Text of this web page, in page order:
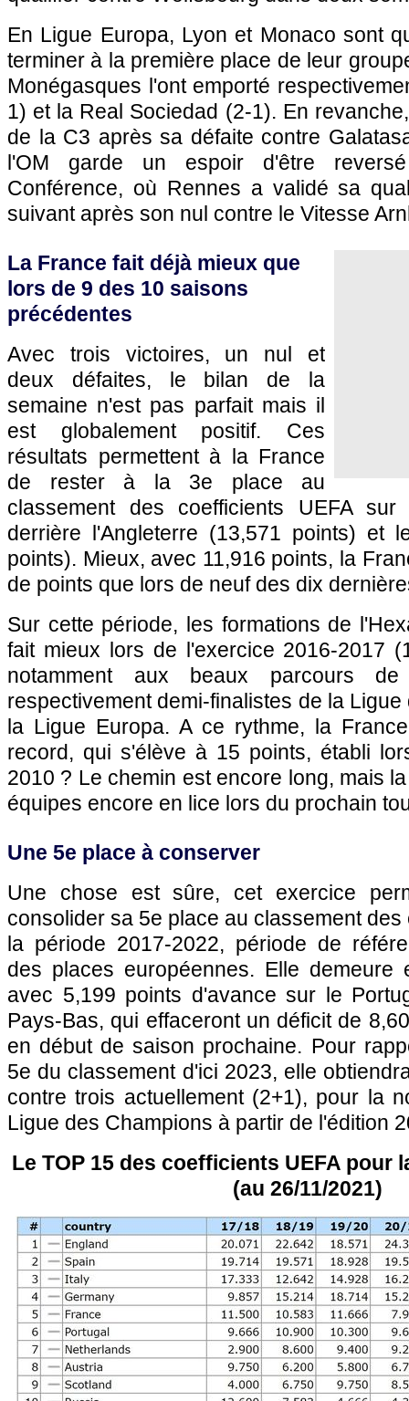
En Ligue Europa, Lyon et Monaco sont
terminer à la première place de leur
Monégasques l'ont emporté
1) et la Real Sociedad (2-1). En
de la C3 après sa défaite contre
l'OM garde un espoir d'être
Conférence, où Rennes a validé sa
suivant après son nul contre le Vitesse
La France fait déjà mieux que
lors de 9 des 10 saisons
précédentes
Avec trois victoires, un nul et
deux défaites, le bilan de la
semaine n'est pas parfait mais il
est globalement positif. Ces
résultats permettent à la France
de rester à la 3e place au
classement des coefficients UEFA
derrière l'Angleterre (13,571 points) et
points). Mieux, avec 11,916 points, la
de points que lors de neuf des dix
Sur cette période, les formations de
fait mieux lors de l'exercice 2016-2017
notamment aux beaux parcours
respectivement demi-finalistes de la
la Ligue Europa. A ce rythme, la
record, qui s'élève à 15 points, établi
2010 ? Le chemin est encore long, mais
équipes encore en lice lors du prochain
Une 5e place à conserver
Une chose est sûre, cet exercice
consolider sa 5e place au classement des
la période 2017-2022, période de
des places européennes. Elle demeure
avec 5,199 points d'avance sur le
Pays-Bas, qui effaceront un déficit de
en début de saison prochaine. Pour
5e du classement d'ici 2023, elle
contre trois actuellement (2+1), pour la
Ligue des Champions à partir de l'édition
Le TOP 15 des coefficients UEFA pour
(au 26/11/2021)